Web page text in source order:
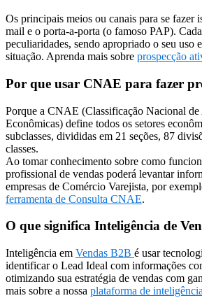
Os principais meios ou canais para se fazer
mail e o porta-a-porta (o famoso PAP).
peculiaridades, sendo apropriado o seu uso
situação. Aprenda mais sobre prospecção
Por que usar CNAE para fazer
Porque a CNAE (Classificação Nacional
Econômicas) define todos os setores
subclasses, divididas em 21 seções, 87
classes.
Ao tomar conhecimento sobre como
profissional de vendas poderá levantar
empresas de Comércio Varejista, por
ferramenta de Consulta CNAE.
O que significa Inteligência de
Inteligência em Vendas B2B é usar
identificar o Lead Ideal com informações
otimizando sua estratégia de vendas com
mais sobre a nossa plataforma de